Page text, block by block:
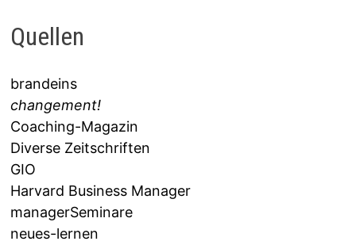
Quellen
brandeins
changement!
Coaching-Magazin
Diverse Zeitschriften
GIO
Harvard Business Manager
managerSeminare
neues-lernen